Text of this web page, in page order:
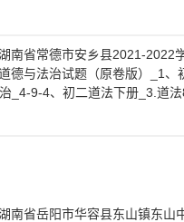
南省常德市安乡县2021-2022
德与法治试题（原卷版）_1、
_4-9-4、初二道法下册_3.道
南省岳阳市华容县东山镇东山